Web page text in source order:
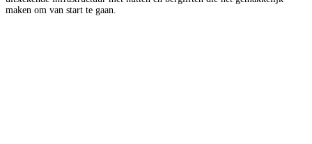
maken om van start te gaan.